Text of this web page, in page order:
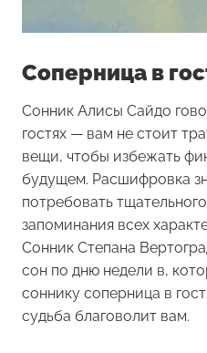
Соперница в
Сонник Алисы Сайдо
гостях — вам не стоит
вещи, чтобы избежать
будущем. Расшифровка
потребовать
запоминания всех
Сонник Степана
сон по дню недели в,
соннику соперница в
судьба благоволит вам.